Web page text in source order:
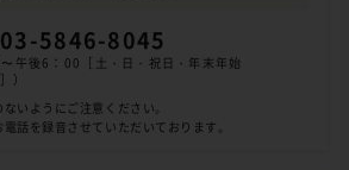
03-5846-8045
午後6：00［土・日・祝日・年末年始
）
いようにご注意ください。
話を録音させていただいております。